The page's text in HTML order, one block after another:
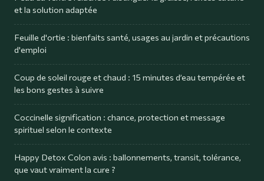
et la solution adaptée
Feuille d'ortie : bienfaits santé, usages au jardin et précautions
d'emploi
Coup de soleil rouge et chaud : 15 minutes d’eau tempérée et
les bons gestes à suivre
Coccinelle signification : chance, protection et message
spirituel selon le contexte
Happy Detox Colon avis : ballonnements, transit, tolérance,
que vaut vraiment la cure ?